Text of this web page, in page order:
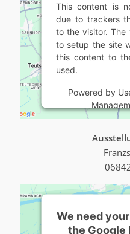
This content is
due to trackers
to the visitor. The
to setup the site
this content to
used.
Powered by
We need
the Google